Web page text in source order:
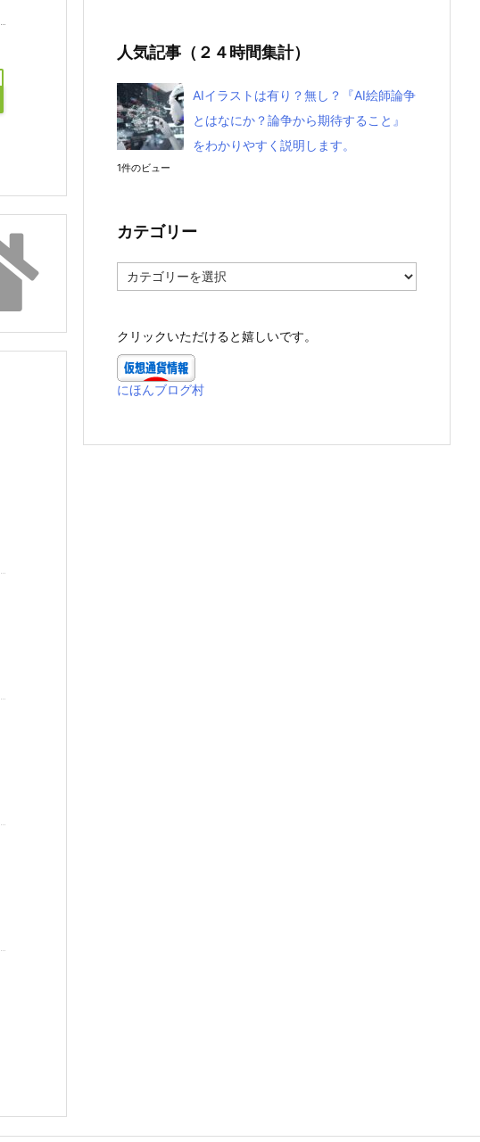
人気記事（２４時間集計）
AIイラストは有り？無し？『AI絵師論争
とはなにか？論争から期待すること』
をわかりやすく説明します。
1件のビュー
カテゴリー
テ
ー
クリックいただけると嬉しいです。
にほんブログ村